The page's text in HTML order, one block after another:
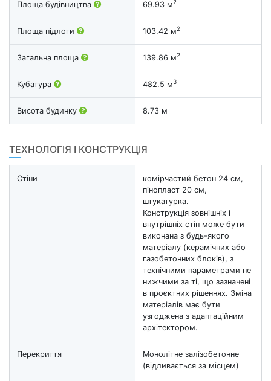
Площа будівництва 69.93 м2
Площа підлоги 103.42 м2
Загальна площа 139.86 м2
Кубатура 482.5 м3
Висота будинку 8.73 м
ТЕХНОЛОГІЯ І КОНСТРУКЦІЯ
Стіни
комірчастий бетон 24 см,
пінопласт 20 см,
штукатурка.
Конструкція зовнішніх і
внутрішніх стін може бути
виконана з будь-якого
матеріалу (керамічних або
газобетонних блоків), з
технічними параметрами не
нижчими за ті, що зазначені
в проєктних рішеннях. Зміна
матеріалів має бути
узгоджена з адаптаційним
архітектором.
Перекриття
Монолітне залізобетонне
(відливається за місцем)